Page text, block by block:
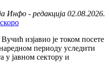
Инфо - редакција 02.08.2026.
изјавио је током посете
периоду уследити
у јавном сектору и